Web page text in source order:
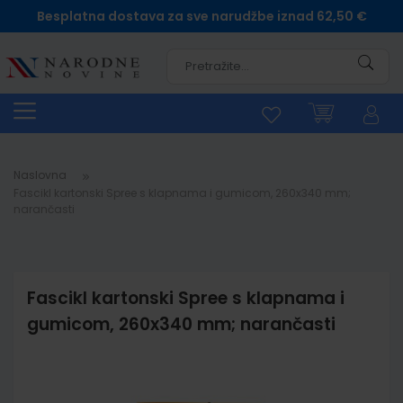
Besplatna dostava za sve narudžbe iznad 62,50 €
Naslovna
Fascikl kartonski Spree s klapnama i
gumicom, 260x340 mm; narančasti